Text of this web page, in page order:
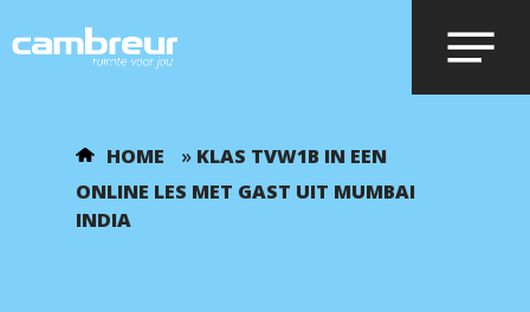
Voer je zoekopdracht in en druk op
HOME » KLAS TVW1B IN EEN
ONLINE LES MET GAST UIT MUMBAI
INDIA